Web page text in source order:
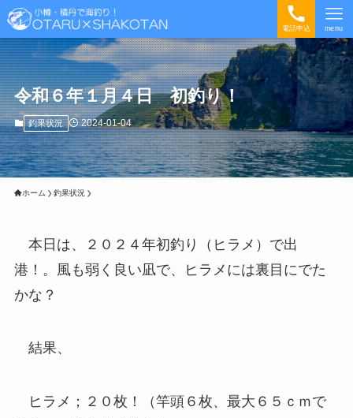
電話申込 menu
令和６年１月４日 初釣り！
釣果状況 2024-01-04
ホーム 釣果状況
本日は、２０２４年初釣り（ヒラメ）で出
港！。風も弱く良い凪で、ヒラメには裏目にでた
かな？
結果、
ヒラメ；２０枚！（竿頭６枚、最大６５ｃｍで